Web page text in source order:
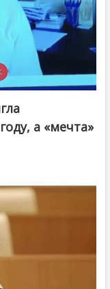
а «мечта»